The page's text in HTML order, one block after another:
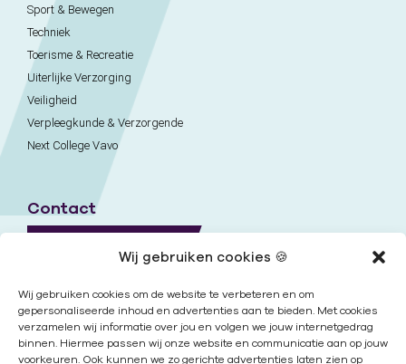
Wij gebruiken cookies 🍪
Wij gebruiken cookies om de website te verbeteren en om
gepersonaliseerde inhoud en advertenties aan te bieden. Met cookies
verzamelen wij informatie over jou en volgen we jouw internetgedrag
binnen. Hiermee passen wij onze website en communicatie aan op jouw
voorkeuren. Ook kunnen we zo gerichte advertenties laten zien op
Sport & Bewegen
Techniek
Toerisme & Recreatie
Uiterlijke Verzorging
Veiligheid
Verpleegkunde & Verzorgende
Next College Vavo
Contact
Nieuwsbrief